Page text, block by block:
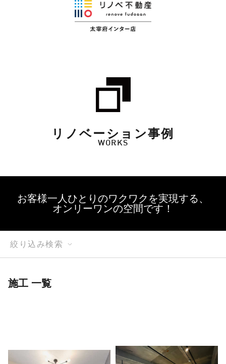
リノベーション事例
WORKS
お客様一人ひとりのワクワクを実現する、
オンリーワンの空間です！
絞り込み検索
施工 一覧